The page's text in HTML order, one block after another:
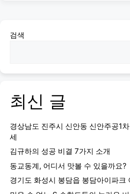
검색
최신 글
경상남도 진주시 신안동 신안주공1
세
김규하의 성공 비결 7가지 소개
동교동계, 어디서 맛볼 수 있을까요?
경기도 화성시 봉담읍 봉담아이파